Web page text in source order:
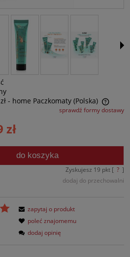
- home Paczkomaty (Polska)
kosztów płatnościsprawdź formy dostawy
zł
do koszyka
Zyskujesz 19 pkt [ ? ]
dodaj do przechowalni
zapytaj o produkt
poleć znajomemu
dodaj opinię